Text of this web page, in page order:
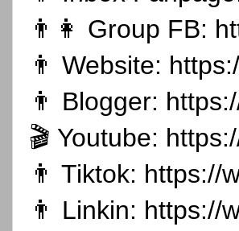
👨👩 Group FB:
👨 Website:
👨 Blogger:
🎬 Youtube:
👨 Tiktok: https://
👨 Linkin: https://